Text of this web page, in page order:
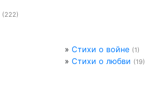
(222)
» Стихи о войне (1)
» Стихи о любви (19)